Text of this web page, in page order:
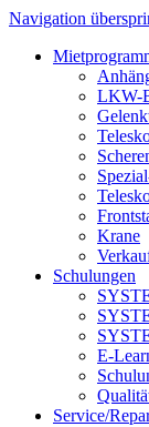
Navigation
LKW-
Krane
Schulungen
E-
Service/